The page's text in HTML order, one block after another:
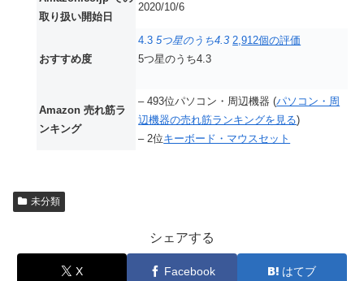
取り扱い開始日
2020/10/6
おすすめ度
4.35つ星のうち4.3 2,912個の評価
5つ星のうち4.3
Amazon 売れ筋ラ
ンキング
– 493位パソコン・周辺機器 (パソコン・周
辺機器の売れ筋ランキングを見る)
– 2位キーボード・マウスセット
未分類
シェアする
X Facebook はてブ